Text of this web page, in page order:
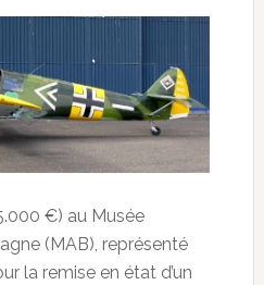
€) au Musée
(MAB), représenté
la remise en état d’un